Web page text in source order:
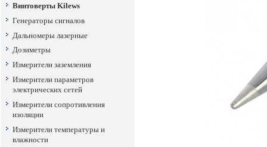
Винтоверты Kilews
Генераторы сигналов
Дальномеры лазерные
Дозиметры
Измерители заземления
Измерители параметров
электрических сетей
Измерители сопротивления
изоляции
Измерители температуры и
влажности